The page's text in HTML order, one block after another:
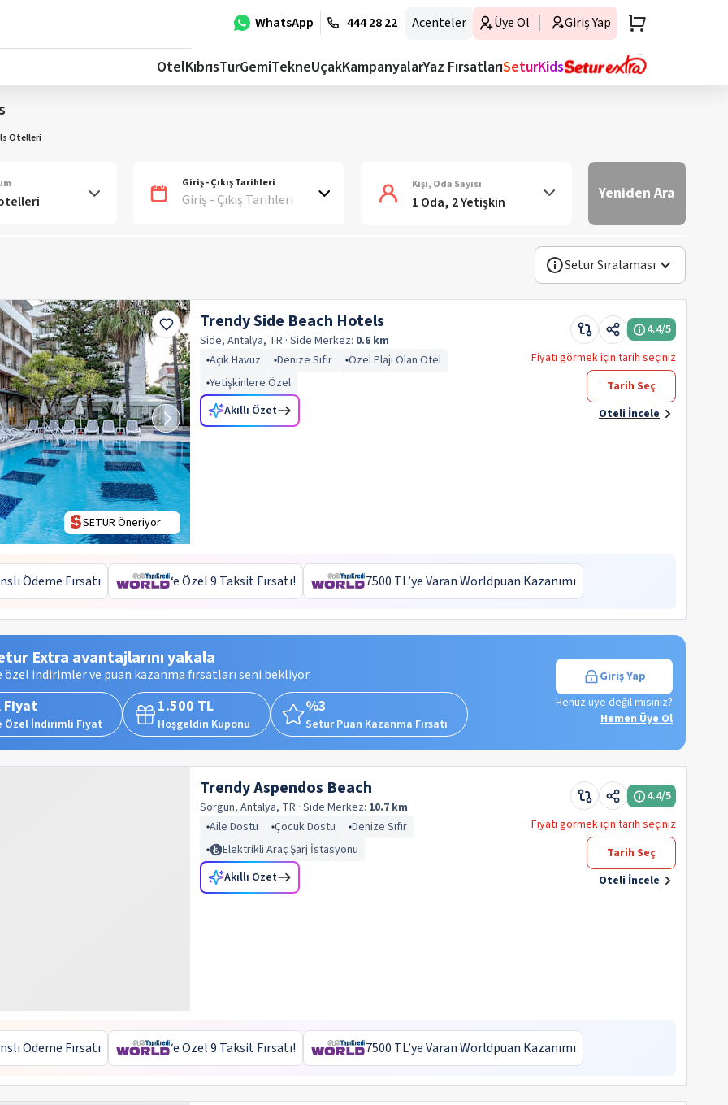
WhatsApp 444 28 22 Acenteler Üye Ol Giriş Yap
OtelKıbrısTurGemiTekneUçakKampanyalarYaz FırsatlarıSeturKids
Otelleri
Giriş - Çıkış Tarihleri
Giriş - Çıkış Tarihleri
Kişi, Oda Sayısı
1 Oda, 2 Yetişkin Yeniden Ara
Setur Sıralaması
SETUR Öneriyor
Trendy Side Beach Hotels
Side, Antalya, TR · Side Merkez: 0.6 km
4.4/5
Açık Havuz
Denize Sıfır
Özel Plajı Olan Otel
Yetişkinlere Özel
Akıllı Özet
Fiyatı görmek için tarih seçiniz
Tarih Seç
Oteli İncele
Ödeme Fırsatı ‘e Özel 9 Taksit Fırsatı! 7500 TL’ye Varan Worldpuan Kazanımı
Extra avantajlarını yakala
indirimler ve puan kazanma fırsatları seni bekliyor.
Fiyat
Özel İndirimli Fiyat
1.500 TL
Hoşgeldin Kuponu
%3
Setur Puan Kazanma Fırsatı
Giriş Yap
Henüz üye değil misiniz?
Hemen Üye Ol
Trendy Aspendos Beach
Sorgun, Antalya, TR · Side Merkez: 10.7 km
4.4/5
Aile Dostu
Çocuk Dostu
Denize Sıfır
Elektrikli Araç Şarj İstasyonu
Akıllı Özet
Fiyatı görmek için tarih seçiniz
Tarih Seç
Oteli İncele
Ödeme Fırsatı ‘e Özel 9 Taksit Fırsatı! 7500 TL’ye Varan Worldpuan Kazanımı